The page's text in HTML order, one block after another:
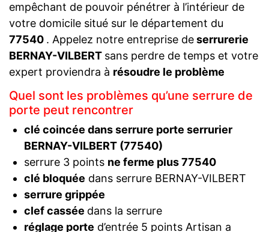
empêchant de pouvoir pénétrer à l’intérieur de
votre domicile situé sur le département du
77540 . Appelez notre entreprise deserrurerie
BERNAY-VILBERT sans perdre de temps et votre
expert proviendra à résoudre le problème
Quel sont les problèmes qu’une serrure de
porte peut rencontrer
clé coincée dans serrure porte serrurier
BERNAY-VILBERT (77540)
serrure 3 points ne ferme plus 77540
clé bloquée dans serrure BERNAY-VILBERT
serrure grippée
clef cassée dans la serrure
réglage porte d’entrée 5 points Artisan a